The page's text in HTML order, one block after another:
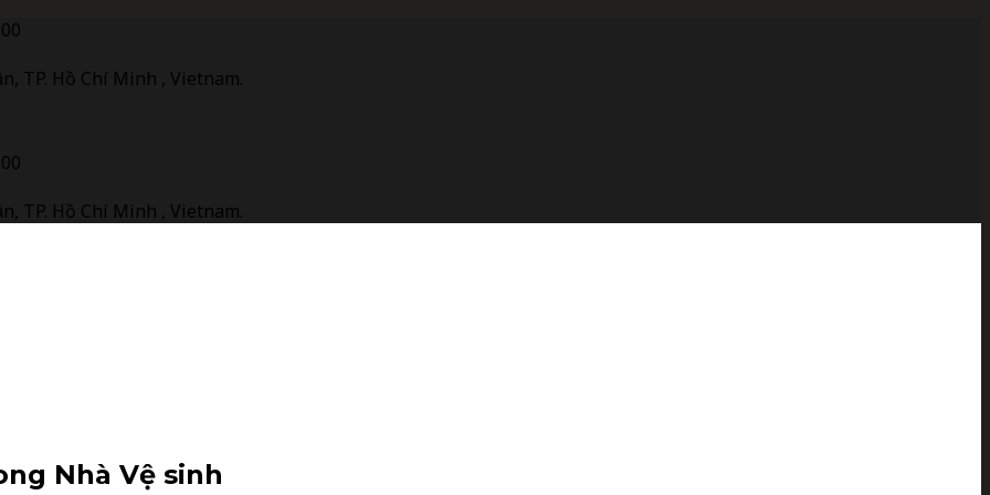
TP. Hồ Chí Minh , Vietnam.
TP. Hồ Chí Minh , Vietnam.
Nhà Vệ sinh